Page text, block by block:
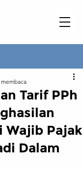
Tarif PPh
Wajib Pajak
Dalam